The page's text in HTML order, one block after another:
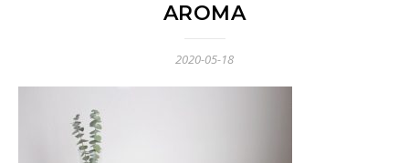
AROMA
2020-05-18